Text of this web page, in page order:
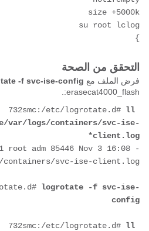
size +5000k
su root lclog
}
التحقق من الصحة
فرض الملف مع -f svc-ise-config
erasecat4000_flash:.
732smc:/etc/logrotate.d# ll
var/logs/containers/svc-ise-
client.log*
adm 85446 Nov 3 16:08
containers/svc-ise-client.log
logrotate -f svc-ise-
config
732smc:/etc/logrotate.d# ll